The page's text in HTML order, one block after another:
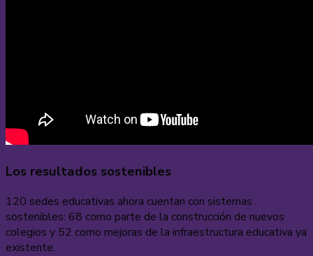
Los resultados sostenibles
120 sedes educativas ahora cuentan con sistemas
sostenibles: 68 como parte de la construcción de nuevos
colegios y 52 como mejoras de la infraestructura educativa ya
existente.